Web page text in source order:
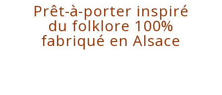
Prêt-à-porter inspiré
du folklore 100%
fabriqué en Alsace